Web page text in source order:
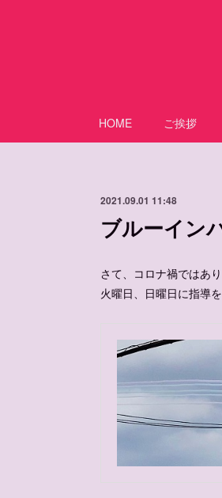
HOME ご挨拶
2021.09.01 11:48
ブルーイン
さて、コロナ禍ではあ
火曜日、日曜日に指導